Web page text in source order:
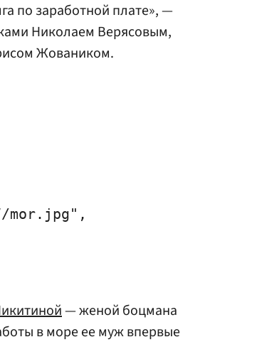
по заработной плате», —
Николаем Верясовым,
Жоваником.
mor.jpg",
— женой боцмана
в море ее муж впервые